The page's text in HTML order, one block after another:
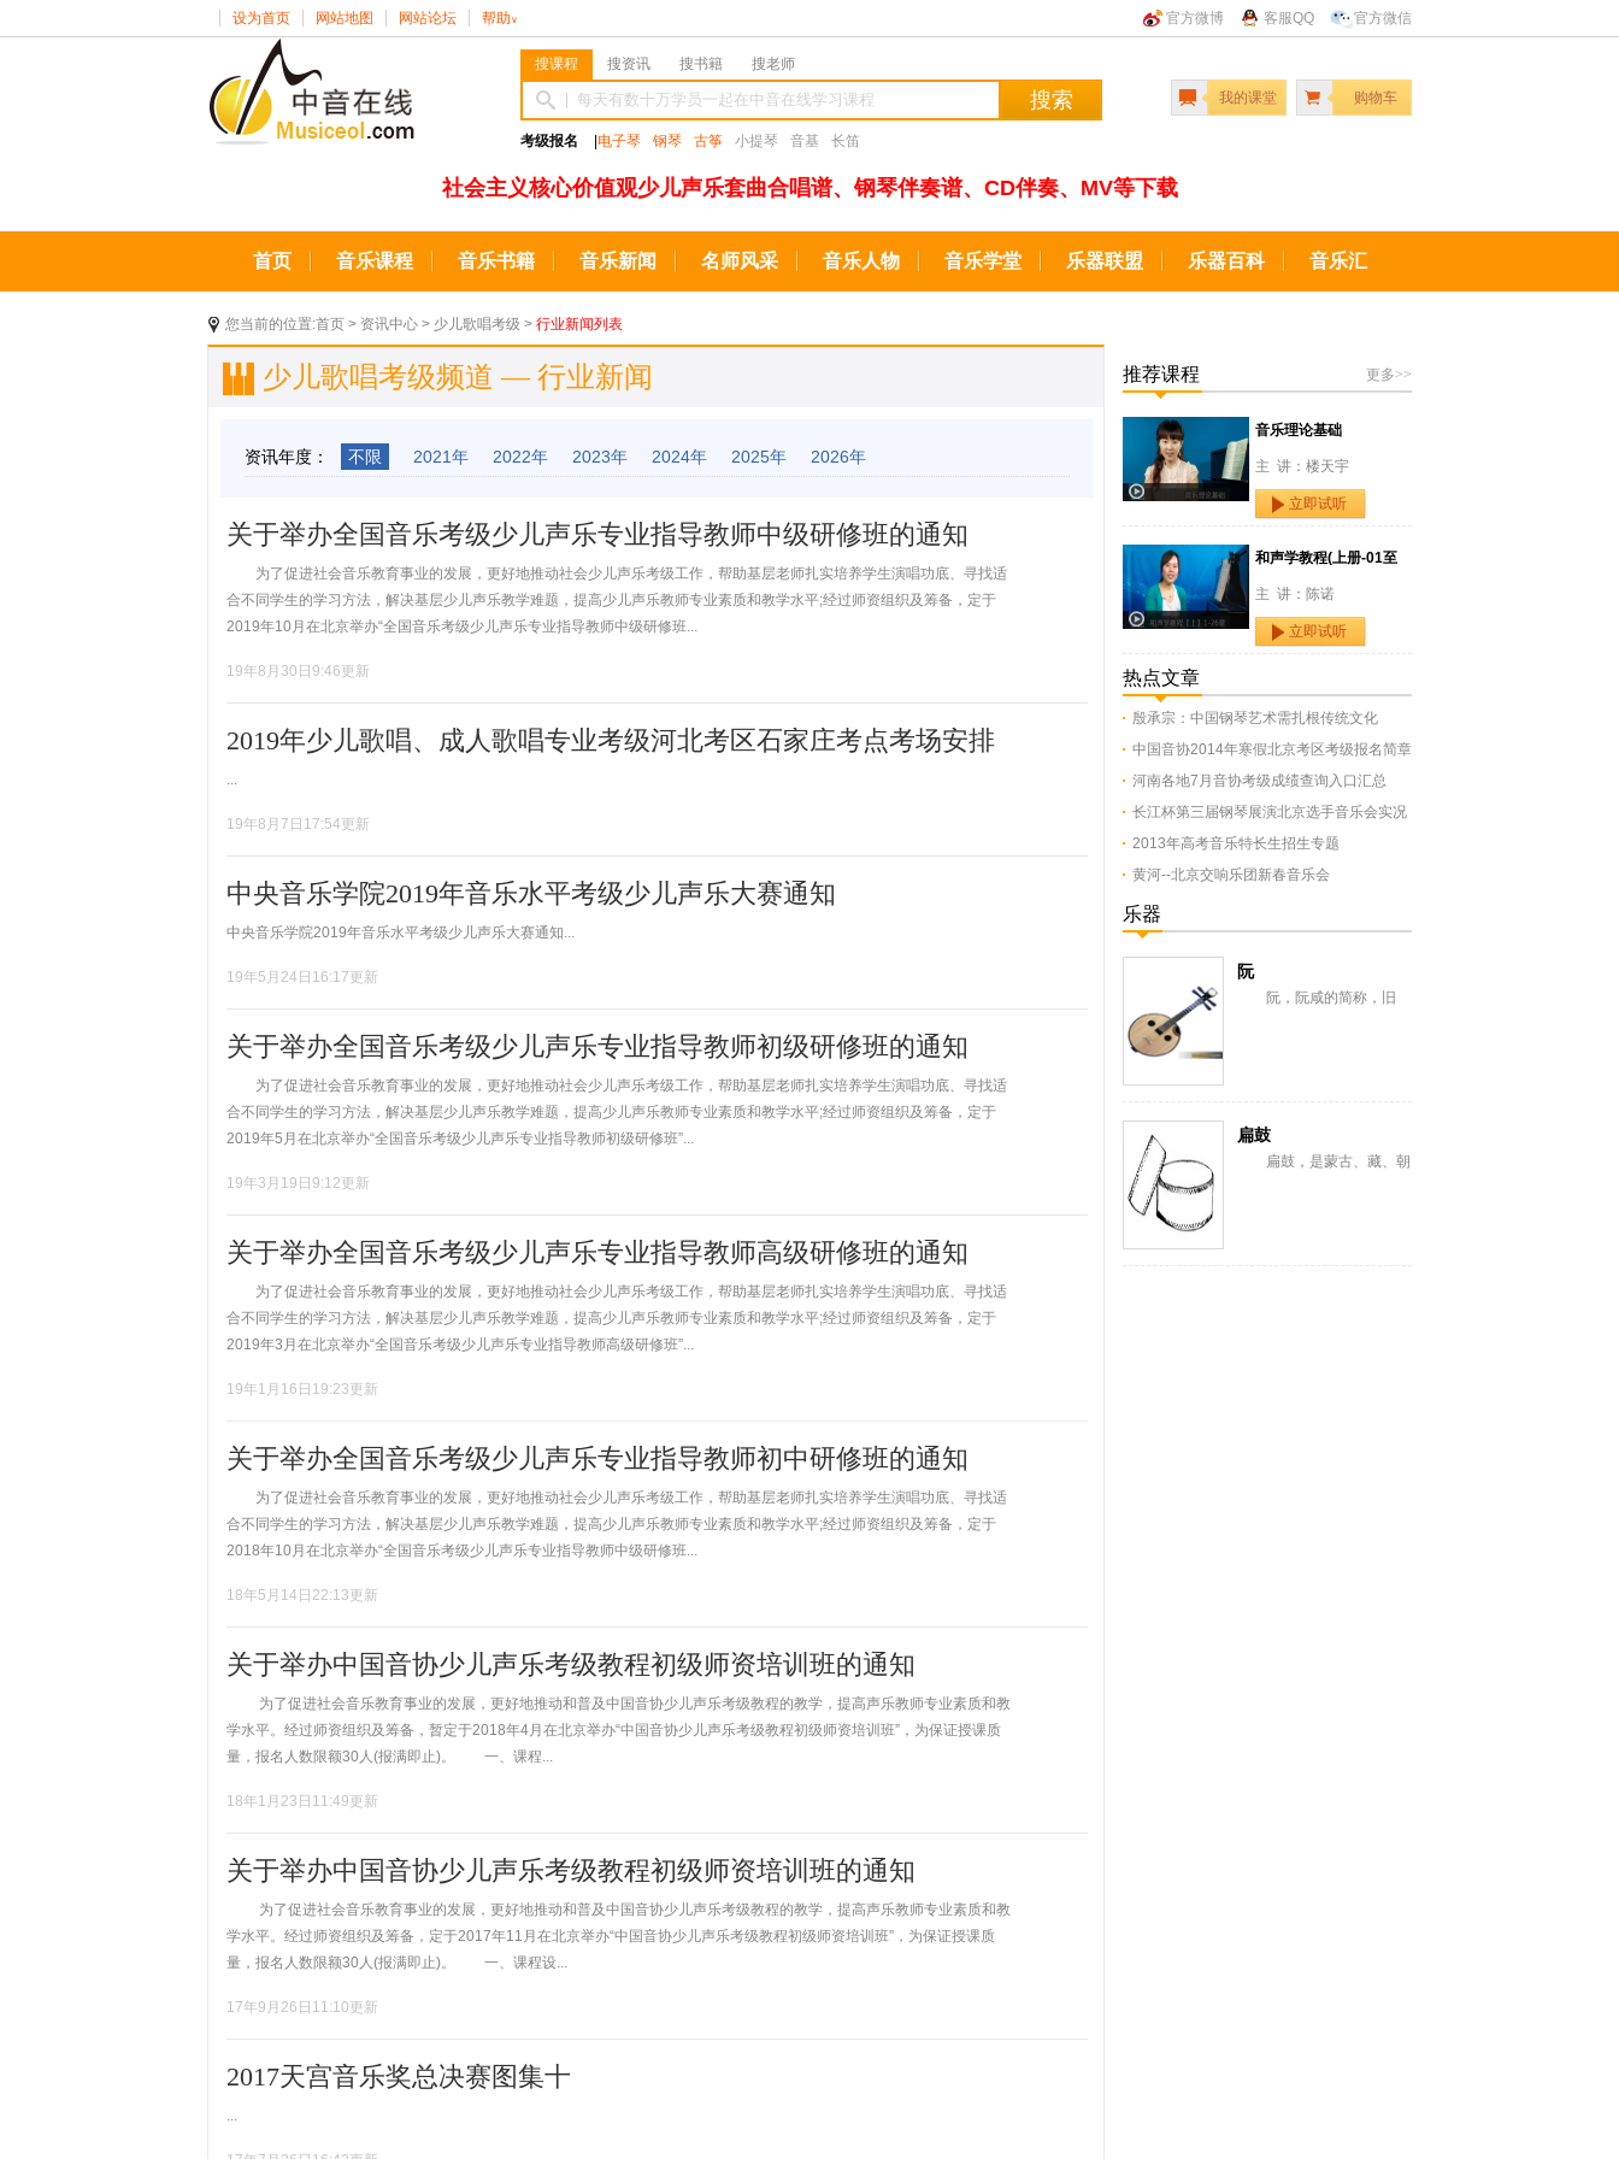
官方微博 客服QQ 官方微信
设为首页 网站地图 网站论坛 帮助 ∨
搜课程 搜资讯 搜书籍 搜老师
搜索
考级报名 电子琴 钢琴 古筝 小提琴 音基 长笛
我的课堂 购物车
社会主义核心价值观少儿声乐套曲合唱谱、钢琴伴奏谱、CD伴奏、MV等下载
首页 音乐课程 音乐书籍 音乐新闻 名师风采 音乐人物 音乐学堂 乐器联盟 乐器百科 音乐汇
您当前的位置:首页 > 资讯中心 > 少儿歌唱考级 > 行业新闻列表
少儿歌唱考级频道 — 行业新闻
资讯年度： 不限 2021年 2022年 2023年 2024年 2025年 2026年
关于举办全国音乐考级少儿声乐专业指导教师中级研修班的通知
为了促进社会音乐教育事业的发展，更好地推动社会少儿声乐考级工作，帮助基层老师扎实培养学生演唱功底、寻找适
合不同学生的学习方法，解决基层少儿声乐教学难题，提高少儿声乐教师专业素质和教学水平;经过师资组织及筹备，定于
2019年10月在北京举办“全国音乐考级少儿声乐专业指导教师中级研修班...
19年8月30日9:46更新
2019年少儿歌唱、成人歌唱专业考级河北考区石家庄考点考场安排
...
19年8月7日17:54更新
中央音乐学院2019年音乐水平考级少儿声乐大赛通知
中央音乐学院2019年音乐水平考级少儿声乐大赛通知...
19年5月24日16:17更新
关于举办全国音乐考级少儿声乐专业指导教师初级研修班的通知
为了促进社会音乐教育事业的发展，更好地推动社会少儿声乐考级工作，帮助基层老师扎实培养学生演唱功底、寻找适
合不同学生的学习方法，解决基层少儿声乐教学难题，提高少儿声乐教师专业素质和教学水平;经过师资组织及筹备，定于
2019年5月在北京举办“全国音乐考级少儿声乐专业指导教师初级研修班”...
19年3月19日9:12更新
关于举办全国音乐考级少儿声乐专业指导教师高级研修班的通知
为了促进社会音乐教育事业的发展，更好地推动社会少儿声乐考级工作，帮助基层老师扎实培养学生演唱功底、寻找适
合不同学生的学习方法，解决基层少儿声乐教学难题，提高少儿声乐教师专业素质和教学水平;经过师资组织及筹备，定于
2019年3月在北京举办“全国音乐考级少儿声乐专业指导教师高级研修班”...
19年1月16日19:23更新
关于举办全国音乐考级少儿声乐专业指导教师初中研修班的通知
为了促进社会音乐教育事业的发展，更好地推动社会少儿声乐考级工作，帮助基层老师扎实培养学生演唱功底、寻找适
合不同学生的学习方法，解决基层少儿声乐教学难题，提高少儿声乐教师专业素质和教学水平;经过师资组织及筹备，定于
2018年10月在北京举办“全国音乐考级少儿声乐专业指导教师中级研修班...
18年5月14日22:13更新
关于举办中国音协少儿声乐考级教程初级师资培训班的通知
为了促进社会音乐教育事业的发展，更好地推动和普及中国音协少儿声乐考级教程的教学，提高声乐教师专业素质和教
学水平。经过师资组织及筹备，暂定于2018年4月在北京举办“中国音协少儿声乐考级教程初级师资培训班”，为保证授课质
量，报名人数限额30人(报满即止)。 一、课程...
18年1月23日11:49更新
关于举办中国音协少儿声乐考级教程初级师资培训班的通知
为了促进社会音乐教育事业的发展，更好地推动和普及中国音协少儿声乐考级教程的教学，提高声乐教师专业素质和教
学水平。经过师资组织及筹备，定于2017年11月在北京举办“中国音协少儿声乐考级教程初级师资培训班”，为保证授课质
量，报名人数限额30人(报满即止)。 一、课程设...
17年9月26日11:10更新
2017天宫音乐奖总决赛图集十
...
更多>>
推荐课程
音乐理论基础
主 讲：楼天宇
立即试听
和声学教程(上册-01至
主 讲：陈诺
立即试听
热点文章
殷承宗：中国钢琴艺术需扎根传统文化
中国音协2014年寒假北京考区考级报名简章
河南各地7月音协考级成绩查询入口汇总
长江杯第三届钢琴展演北京选手音乐会实况
2013年高考音乐特长生招生专题
黄河--北京交响乐团新春音乐会
乐器
阮
阮，阮咸的简称，旧
扁鼓
扁鼓，是蒙古、藏、朝